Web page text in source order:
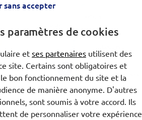
4
sans accepter
paramètres de cookies
et ses partenaires utilisent des
site. Certains sont obligatoires et
bon fonctionnement du site et la
de manière anonyme. D'autres
sont soumis à votre accord. Ils
de personnaliser votre expérience